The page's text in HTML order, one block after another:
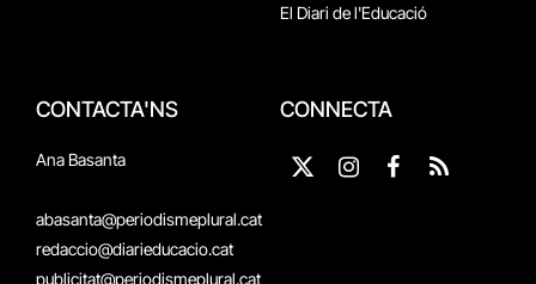
El Diari de l'Educació
CONTACTA'NS
Ana Basanta
abasanta@periodismeplural.cat
redaccio@diarieducacio.cat
publicitat@periodismeplural.cat
CONNECTA
X
Instagram
Facebook
RSS